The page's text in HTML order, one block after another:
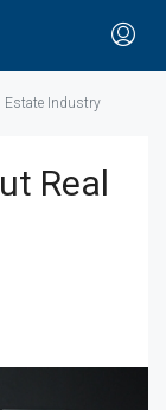
Estate Industry
Real